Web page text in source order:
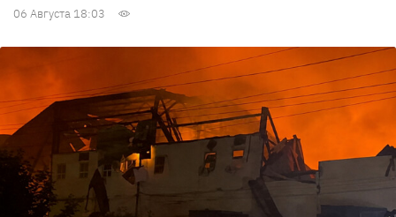
06 Августа 18:03